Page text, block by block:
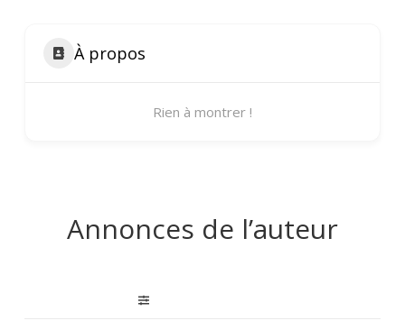
À propos
Rien à montrer !
Annonces de l’auteur